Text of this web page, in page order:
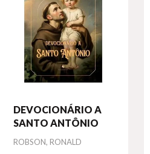
DEVOCIONÁRIO A
SANTO ANTÔNIO
Autor
ROBSON, RONALD